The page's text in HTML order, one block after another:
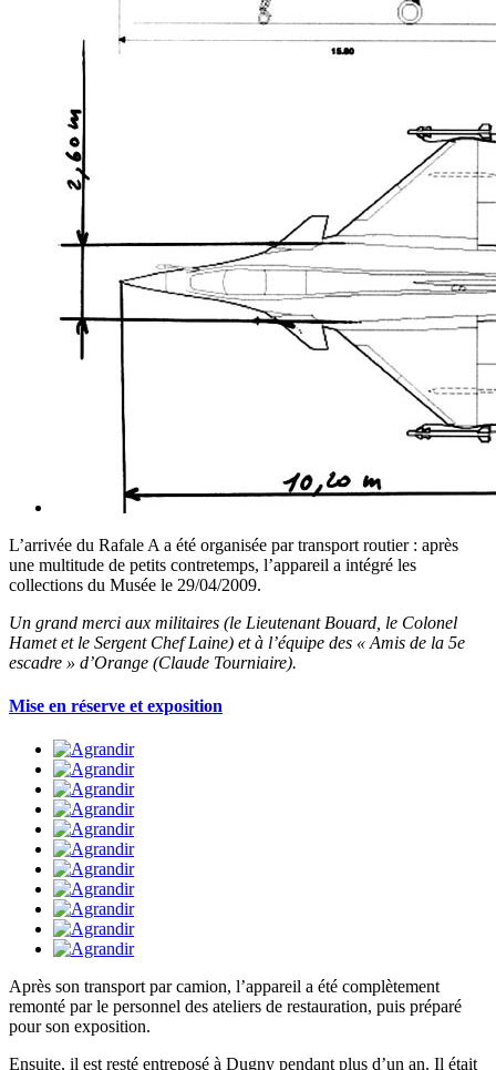
L’arrivée du Rafale A a été organisée par transport routier : après
une multitude de petits contretemps, l’appareil a intégré les
collections du Musée le 29/04/2009.
Un grand merci aux militaires (le Lieutenant Bouard, le Colonel
Hamet et le Sergent Chef Laine) et à l’équipe des « Amis de la 5e
escadre » d’Orange (Claude Tourniaire).
Mise en réserve et exposition
Après son transport par camion, l’appareil a été complètement
remonté par le personnel des ateliers de restauration, puis préparé
pour son exposition.
Ensuite, il est resté entreposé à Dugny pendant plus d’un an. Il était